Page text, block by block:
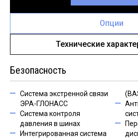
Опции
Технические
Безопасность
Система экстренной связи
ЭРА-ГЛОНАСС
Система контроля
давления в шинах
Интегрированная система